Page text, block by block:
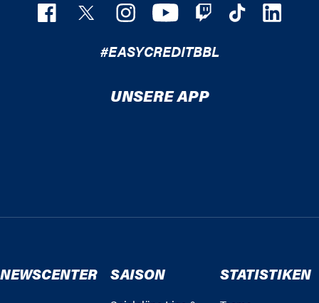
#EASYCREDITBBL
UNSERE APP
NEWSCENTER SAISON STATISTIKEN